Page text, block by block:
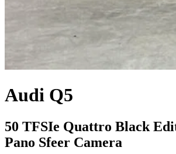
Audi Q5
50 TFSIe Quattro Black
Pano Sfeer Camera